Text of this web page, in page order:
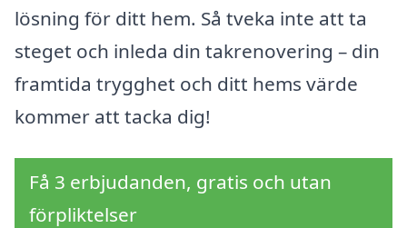
lösning för ditt hem. Så tveka inte att ta
steget och inleda din takrenovering – din
framtida trygghet och ditt hems värde
kommer att tacka dig!
Få 3 erbjudanden, gratis och utan
förpliktelser